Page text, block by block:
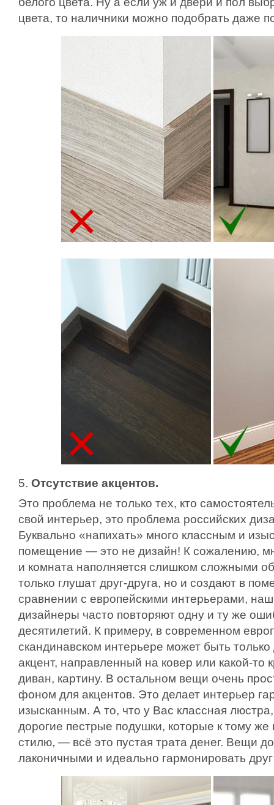
цвета, то наличники можно подобрать даже
5. Отсутствие акцентов.
Это проблема не только тех, кто
свой интерьер, это проблема российских
Буквально «напихать» много классным и
помещение — это не дизайн! К сожалению,
и комната наполняется слишком сложными
только глушат друг-друга, но и создают в
сравнении с европейскими интерьерами,
дизайнеры часто повторяют одну и ту же
десятилетий. К примеру, в современном
скандинавском интерьере может быть
акцент, направленный на ковер или какой-то
диван, картину. В остальном вещи очень
фоном для акцентов. Это делает интерьер
изысканным. А то, что у Вас классная
дорогие пестрые подушки, которые к тому же
стилю, — всё это пустая трата денег. Вещи
лаконичными и идеально гармонировать